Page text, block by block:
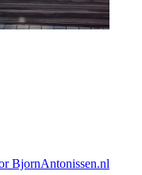
BjornAntonissen.nl